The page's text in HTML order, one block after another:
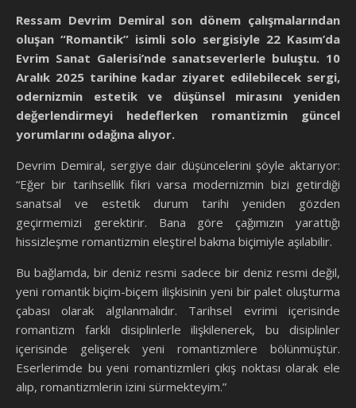
Ressam Devrim Demiral son dönem çalışmalarından
oluşan “Romantik” isimli solo sergisiyle 22 Kasım’da
Evrim Sanat Galerisi’nde sanatseverlerle buluştu. 10
Aralık 2025 tarihine kadar ziyaret edilebilecek sergi,
odernizmin estetik ve düşünsel mirasını yeniden
değerlendirmeyi hedeflerken romantizmin güncel
yorumlarını odağına alıyor.
Devrim Demiral, sergiye dair düşüncelerini şöyle aktarıyor:
“Eğer bir tarihsellik fikri varsa modernizmin bizi getirdiği
sanatsal ve estetik durum tarihi yeniden gözden
geçirmemizi gerektirir. Bana göre çağımızın yarattığı
hissizleşme romantizmin eleştirel bakma biçimiyle aşılabilir.
Bu bağlamda, bir deniz resmi sadece bir deniz resmi değil,
yeni romantik biçim-biçem ilişkisinin yeni bir palet oluşturma
çabası olarak algılanmalıdır. Tarihsel evrimi içerisinde
romantizm farklı disiplinlerle ilişkilenerek, bu disiplinler
içerisinde gelişerek yeni romantizmlere bölünmüştür.
Eserlerimde bu yeni romantizmleri çıkış noktası olarak ele
alıp, romantizmlerin izini sürmekteyim.”